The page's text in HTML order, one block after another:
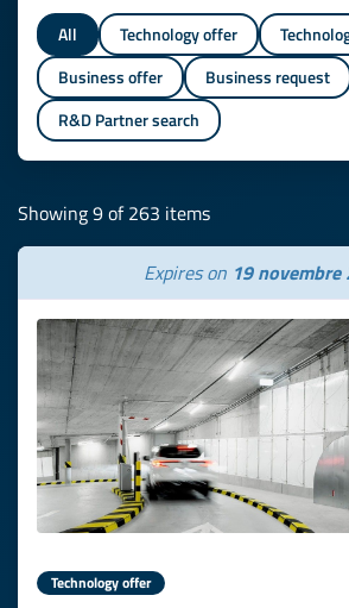
All Technology offer
Business offer
Business request
R&D Partner search
Showing 9 of 263 items
Expires on 19 novembre
Technology offer